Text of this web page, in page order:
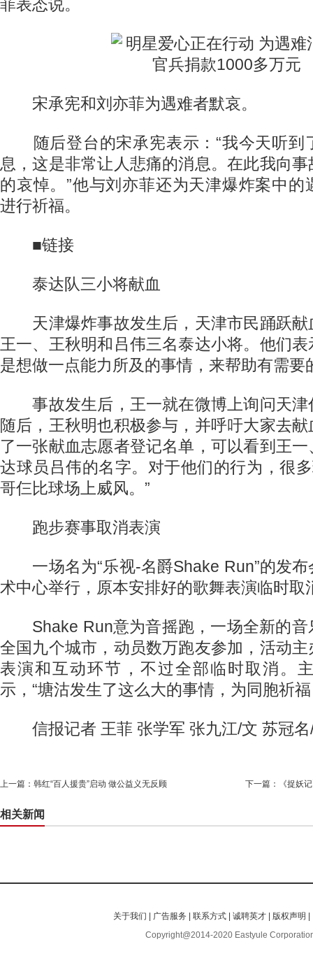
菲表态说。
宋承宪和刘亦菲为遇难者默哀。
随后登台的宋承宪表示：“我今天听到
息，这是非常让人悲痛的消息。在此我向
的哀悼。”他与刘亦菲还为天津爆炸案中的
进行祈福。
■链接
泰达队三小将献血
天津爆炸事故发生后，天津市民踊跃献
王一、王秋明和吕伟三名泰达小将。他们
是想做一点能力所及的事情，来帮助有需要
事故发生后，王一就在微博上询问天津
随后，王秋明也积极参与，并呼吁大家去
了一张献血志愿者登记名单，可以看到王
达球员吕伟的名字。对于他们的行为，很
哥仨比球场上威风。”
跑步赛事取消表演
一场名为“乐视-名爵Shake Run”的发布
术中心举行，原本安排好的歌舞表演临时取
Shake Run意为音摇跑，一场全新的音
全国九个城市，动员数万跑友参加，活动
表演和互动环节，不过全部临时取消。
示，“塘沽发生了这么大的事情，为同胞祈
信报记者 王菲 张学军 张九江/文 苏冠名
上一篇： 韩红“百人援贵”启动 做公益义无反顾 下一篇： 《捉妖
相关新闻
关于我们 | 广告服务 |联系方式 |诚聘英才 | 版权声明 |
Copyright@2014-2020 Eastyule